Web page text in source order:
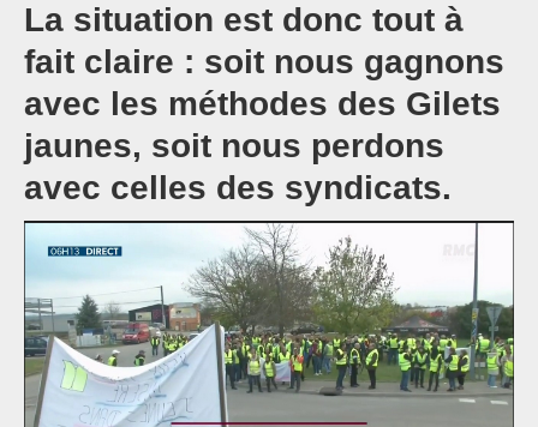
La situation est donc tout à
fait claire : soit nous gagnons
avec les méthodes des Gilets
jaunes, soit nous perdons
avec celles des syndicats.